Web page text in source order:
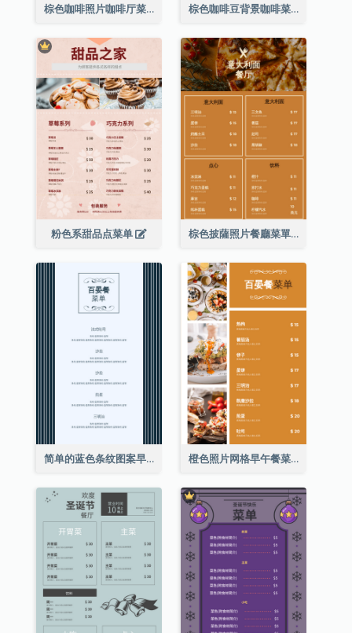
棕色咖啡照片咖啡厅菜单 棕色咖啡豆背景咖啡菜单
粉色系甜品点菜单 棕色披薩照片餐廳菜單
简单的蓝色条纹图案早午餐菜单 橙色照片网格早午餐菜单